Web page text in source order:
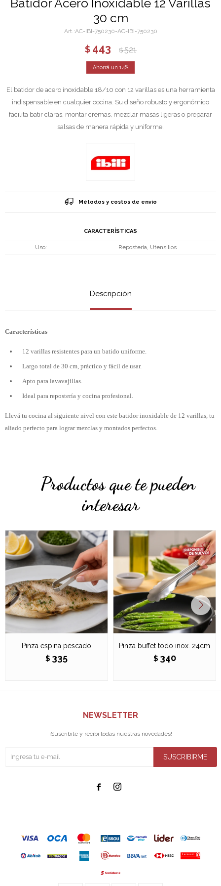
Batidor Acero Inoxidable 12 Varillas
30 cm
AC-IBI-750230-AC-IBI-750230
$ 443 $ 521
14
El batidor de acero inoxidable 18/10 con 12 varillas es una herramienta
indispensable en cualquier cocina. Su diseño robusto y ergonómico
facilita batir claras, montar cremas, mezclar masas ligeras o preparar
salsas de manera rápida y uniforme.
Métodos y costos de envío
CARACTERÍSTICAS
Uso Repostería, Utensilios
Descripción
Características
12 varillas resistentes para un batido uniforme.
Largo total de 30 cm, práctico y fácil de usar.
Apto para lavavajillas.
Ideal para repostería y cocina profesional.
Llevá tu cocina al siguiente nivel con este batidor inoxidable de 12 varillas, tu
aliado perfecto para lograr mezclas y montados perfectos.
Productos que te pueden
interesar
Pinza espina pescado
$ 335
Pinza buffet todo inox. 24cm
$ 340
NEWSLETTER
¡Suscribite y recibí todas nuestras novedades!
SUSCRIBIRME
 